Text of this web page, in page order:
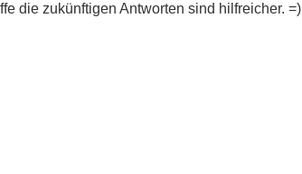
die zukünftigen Antworten sind hilfreicher. =)